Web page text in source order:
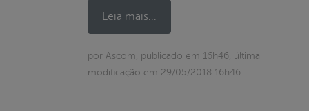
Leia mais...
por Ascom, publicado em 16h46, última
modificação em 29/05/2018 16h46